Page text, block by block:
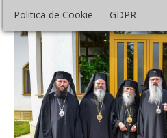
Politica de Cookie GDPR